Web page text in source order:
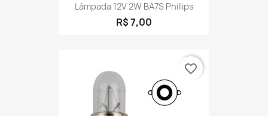
Lâmpada 12V 2W BA7S Phillips
R$ 7,00
favorite_border